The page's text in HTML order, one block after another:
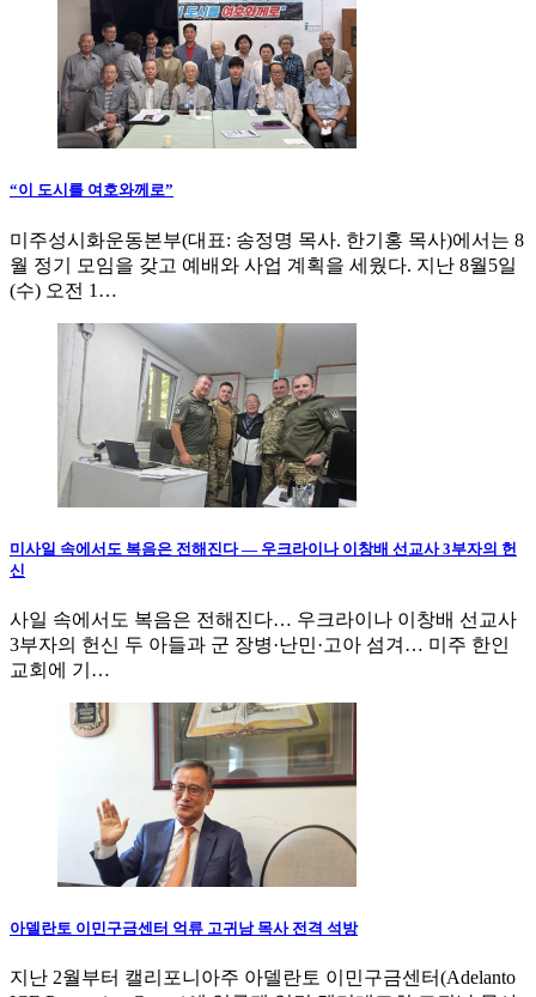
“이 도시를 여호와께로”
미주성시화운동본부(대표: 송정명 목사. 한기홍 목사)에서는 8
월 정기 모임을 갖고 예배와 사업 계획을 세웠다. 지난 8월5일
(수) 오전 1…
미사일 속에서도 복음은 전해진다 — 우크라이나 이창배 선교사 3부자의 헌
신
사일 속에서도 복음은 전해진다… 우크라이나 이창배 선교사
3부자의 헌신 두 아들과 군 장병·난민·고아 섬겨… 미주 한인
교회에 기…
아델란토 이민구금센터 억류 고귀남 목사 전격 석방
지난 2월부터 캘리포니아주 아델란토 이민구금센터(Adelanto